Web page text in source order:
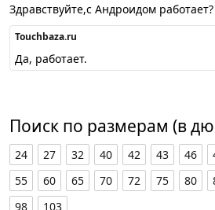
Здравствуйте,с Андроидом работает?
Touchbaza.ru
Да, работает.
Поиск по размерам (в
24 27 32 40 42 43 46
55
60 65 70 72 75 80
98
103